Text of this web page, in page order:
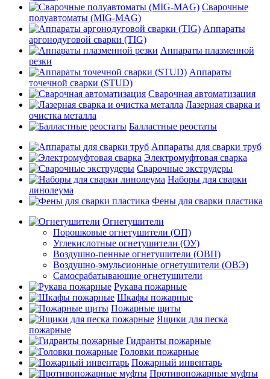
Сварочные
полуавтоматы (MIG-MAG)
Аппараты
аргонодуговой сварки (TIG)
Аппараты плазменной
резки
Аппараты
точечной сварки (STUD)
Сварочная автоматизация
Лазерная сварка и
очистка металла
Балластные реостаты
Аппараты для сварки труб
Электромуфтовая сварка
Сварочные экструдеры
Наборы для сварки
линолеума
Фены для сварки пластика
Огнетушители
Порошковые огнетушители (ОП)
Углекислотные огнетушители (ОУ)
Воздушно-пенные огнетушители (ОВП)
Воздушно-эмульсионные огнетушители (ОВЭ)
Самосрабатывающие огнетушители
Рукава пожарные
Шкафы пожарные
Пожарные щиты
Ящики для песка
пожарные
Гидранты пожарные
Головки пожарные
Пожарный инвентарь
Противопожарные муфты